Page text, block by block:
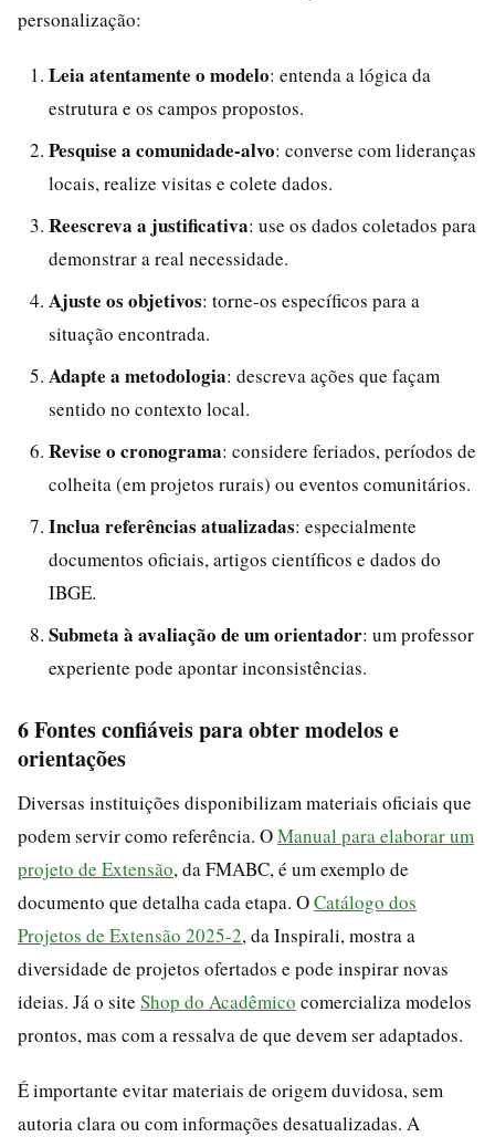
personalização:
Leia atentamente o modelo: entenda a lógica da
estrutura e os campos propostos.
Pesquise a comunidade-alvo: converse com lideranças
locais, realize visitas e colete dados.
Reescreva a justificativa: use os dados coletados para
demonstrar a real necessidade.
Ajuste os objetivos: torne-os específicos para a
situação encontrada.
Adapte a metodologia: descreva ações que façam
sentido no contexto local.
Revise o cronograma: considere feriados, períodos de
colheita (em projetos rurais) ou eventos comunitários.
Inclua referências atualizadas: especialmente
documentos oficiais, artigos científicos e dados do
IBGE.
Submeta à avaliação de um orientador: um professor
experiente pode apontar inconsistências.
6 Fontes confiáveis para obter modelos e
orientações
Diversas instituições disponibilizam materiais oficiais que
podem servir como referência. OManual para elaborar um
projeto de Extensão, da FMABC, é um exemplo de
documento que detalha cada etapa. OCatálogo dos
Projetos de Extensão 2025-2, da Inspirali, mostra a
diversidade de projetos ofertados e pode inspirar novas
ideias. Já o site Shop do Acadêmico comercializa modelos
prontos, mas com a ressalva de que devem ser adaptados.
É importante evitar materiais de origem duvidosa, sem
autoria clara ou com informações desatualizadas. A